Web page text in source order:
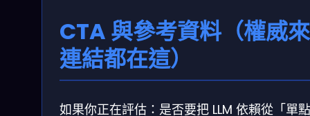
CTA 與參考資料（權威
連結都在這）
如果你正在評估：是否要把 LLM 依賴從「單